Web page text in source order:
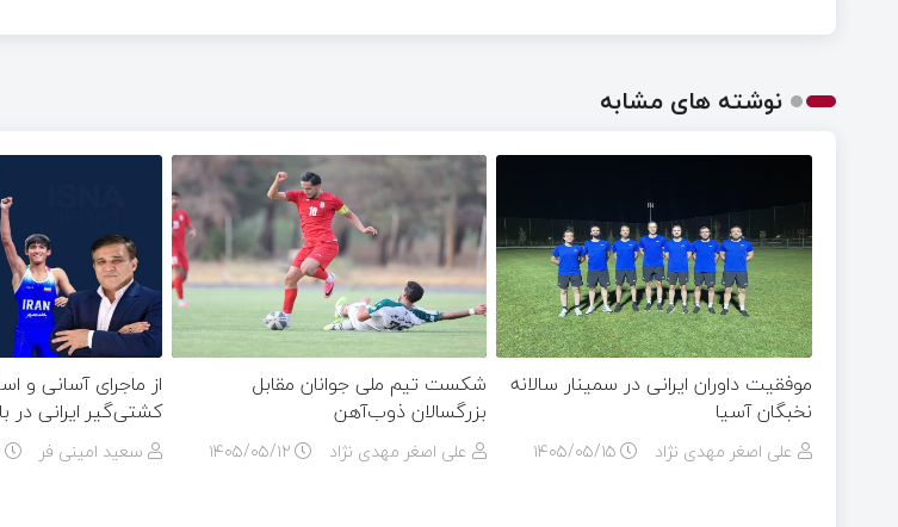
نوشته های مشابه
موفقیت داوران ایرانی در سمینار سالانه
نخبگان آسیا
علی اصغر مهدی نژاد ۱۴۰۵/۰۵/۱۵
شکست تیم ملی جوانان مقابل
بزرگسالان ذوب‌آهن
علی اصغر مهدی نژاد ۱۴۰۵/۰۵/۱۲
از ماجرای آسانی و
کشتی‌گیر ایرانی در
سعید امینی فر